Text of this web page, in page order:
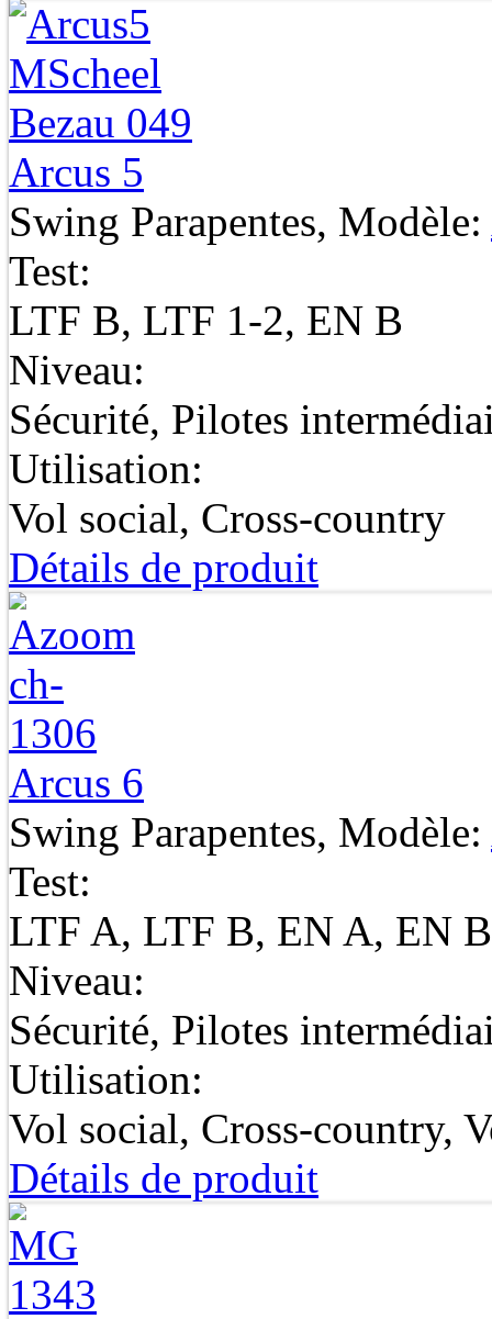
Arcus 5
Swing Parapentes, Modèle:
Test:
LTF B, LTF 1-2, EN B
Niveau:
Sécurité, Pilotes
Utilisation:
Vol social, Cross-country
Détails de produit
Arcus 6
Swing Parapentes, Modèle:
Test:
LTF A, LTF B, EN A, EN B
Niveau:
Sécurité, Pilotes
Utilisation:
Vol social, Cross-country,
Détails de produit